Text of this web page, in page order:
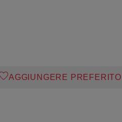
AGGIUNGERE PREFERITO